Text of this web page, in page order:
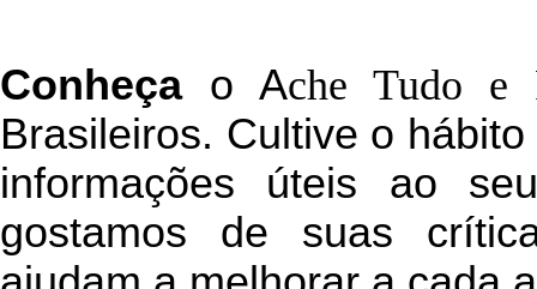
Conheçao Ache Tudo e
Brasileiros. Cultive o
informações úteis ao
gostamos de suas